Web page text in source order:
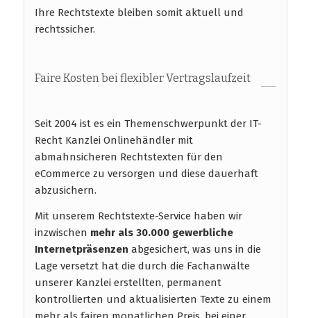
Ihre Rechtstexte bleiben somit aktuell und
rechtssicher.
Faire Kosten bei flexibler Vertragslaufzeit
Seit 2004 ist es ein Themenschwerpunkt der IT-
Recht Kanzlei Onlinehändler mit
abmahnsicheren Rechtstexten für den
eCommerce zu versorgen und diese dauerhaft
abzusichern.
Mit unserem Rechtstexte-Service haben wir
inzwischen mehr als 30.000 gewerbliche
Internetpräsenzen abgesichert, was uns in die
Lage versetzt hat die durch die Fachanwälte
unserer Kanzlei erstellten, permanent
kontrollierten und aktualisierten Texte zu einem